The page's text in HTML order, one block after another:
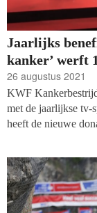
Jaarlijks
kanker’ werft
26 augustus 2021
KWF
met de jaarlijkse tv-
heeft de nieuwe